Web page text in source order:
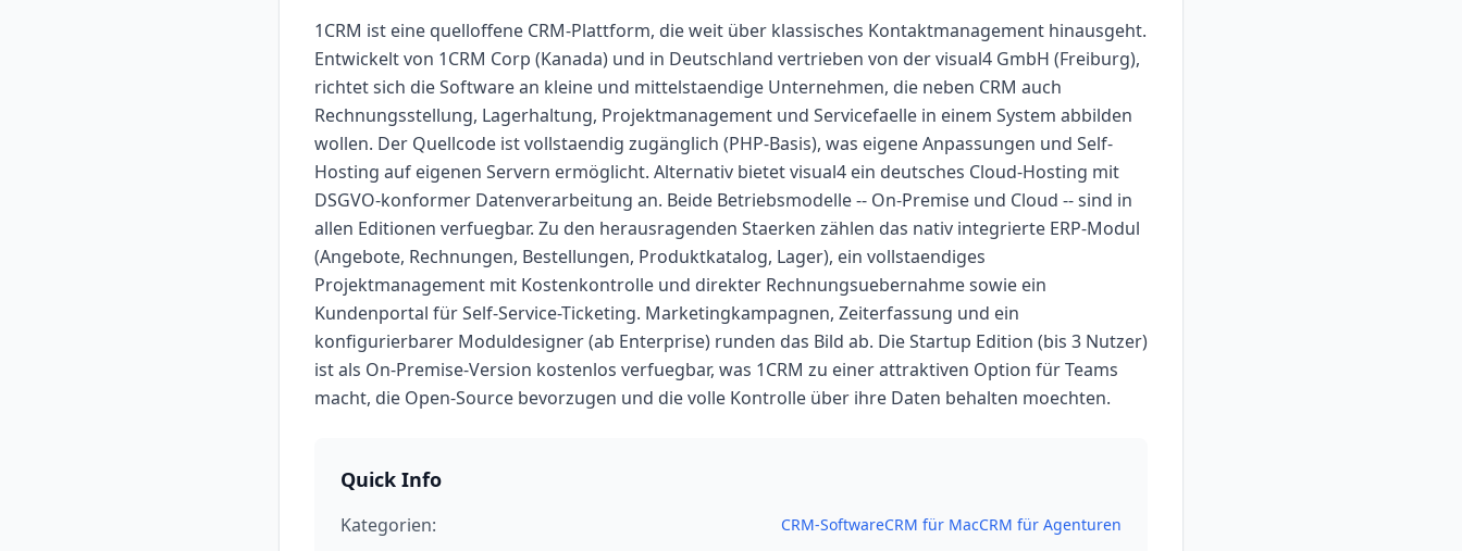
1CRM ist eine quelloffene CRM-Plattform, die weit über klassisches Kontaktmanagement hinausgeht.
Entwickelt von 1CRM Corp (Kanada) und in Deutschland vertrieben von der visual4 GmbH (Freiburg),
richtet sich die Software an kleine und mittelstaendige Unternehmen, die neben CRM auch
Rechnungsstellung, Lagerhaltung, Projektmanagement und Servicefaelle in einem System abbilden
wollen. Der Quellcode ist vollstaendig zugänglich (PHP-Basis), was eigene Anpassungen und Self-
Hosting auf eigenen Servern ermöglicht. Alternativ bietet visual4 ein deutsches Cloud-Hosting mit
DSGVO-konformer Datenverarbeitung an. Beide Betriebsmodelle -- On-Premise und Cloud -- sind in
allen Editionen verfuegbar. Zu den herausragenden Staerken zählen das nativ integrierte ERP-Modul
(Angebote, Rechnungen, Bestellungen, Produktkatalog, Lager), ein vollstaendiges
Projektmanagement mit Kostenkontrolle und direkter Rechnungsuebernahme sowie ein
Kundenportal für Self-Service-Ticketing. Marketingkampagnen, Zeiterfassung und ein
konfigurierbarer Moduldesigner (ab Enterprise) runden das Bild ab. Die Startup Edition (bis 3 Nutzer)
ist als On-Premise-Version kostenlos verfuegbar, was 1CRM zu einer attraktiven Option für Teams
macht, die Open-Source bevorzugen und die volle Kontrolle über ihre Daten behalten moechten.
Quick Info
Kategorien: CRM-SoftwareCRM für MacCRM für Agenturen